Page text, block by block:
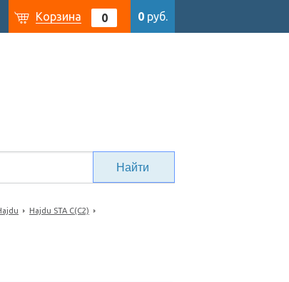
Корзина 0 0 руб.
Hajdu STA С(C2)